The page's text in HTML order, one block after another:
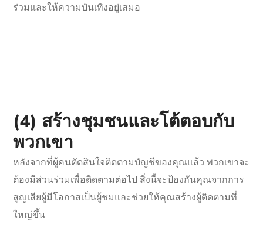
ร่วมและให้ความบันเทิงอยู่เสมอ
(4) สร้างชุมชนและโต้ตอบกับ
พวกเขา
หลังจากที่ผู้คนตัดสินใจติดตามบัญชีของคุณแล้ว พวกเขาจะ
ต้องมีส่วนร่วมเพื่อติดตามต่อไป สิ่งนี้จะป้องกันคุณจากการ
สูญเสียผู้มีโอกาสเป็นผู้ชมและช่วยให้คุณสร้างผู้ติดตามที่
ใหญ่ขึ้น